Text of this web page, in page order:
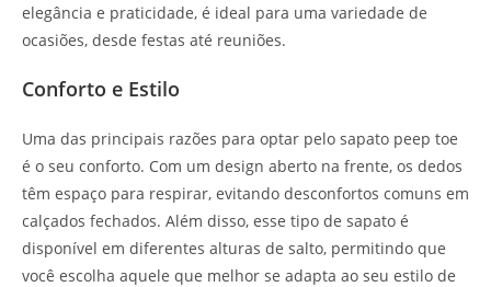
elegância e praticidade, é ideal para uma variedade de
ocasiões, desde festas até reuniões.
Conforto e Estilo
Uma das principais razões para optar pelo sapato peep toe
é o seu conforto. Com um design aberto na frente, os dedos
têm espaço para respirar, evitando desconfortos comuns em
calçados fechados. Além disso, esse tipo de sapato é
disponível em diferentes alturas de salto, permitindo que
você escolha aquele que melhor se adapta ao seu estilo de